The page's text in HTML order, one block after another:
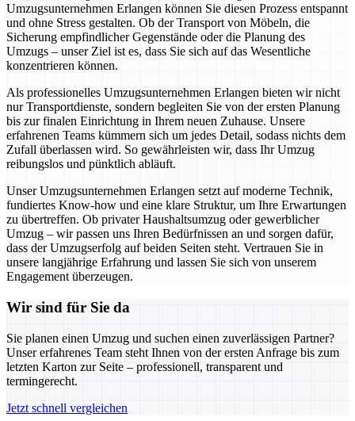
Umzugsunternehmen Erlangen können Sie diesen Prozess entspannt
und ohne Stress gestalten. Ob der Transport von Möbeln, die
Sicherung empfindlicher Gegenstände oder die Planung des
Umzugs – unser Ziel ist es, dass Sie sich auf das Wesentliche
konzentrieren können.
Als professionelles Umzugsunternehmen Erlangen bieten wir nicht
nur Transportdienste, sondern begleiten Sie von der ersten Planung
bis zur finalen Einrichtung in Ihrem neuen Zuhause. Unsere
erfahrenen Teams kümmern sich um jedes Detail, sodass nichts dem
Zufall überlassen wird. So gewährleisten wir, dass Ihr Umzug
reibungslos und pünktlich abläuft.
Unser Umzugsunternehmen Erlangen setzt auf moderne Technik,
fundiertes Know-how und eine klare Struktur, um Ihre Erwartungen
zu übertreffen. Ob privater Haushaltsumzug oder gewerblicher
Umzug – wir passen uns Ihren Bedürfnissen an und sorgen dafür,
dass der Umzugserfolg auf beiden Seiten steht. Vertrauen Sie in
unsere langjährige Erfahrung und lassen Sie sich von unserem
Engagement überzeugen.
Wir sind für Sie da
Sie planen einen Umzug und suchen einen zuverlässigen Partner?
Unser erfahrenes Team steht Ihnen von der ersten Anfrage bis zum
letzten Karton zur Seite – professionell, transparent und
termingerecht.
Jetzt schnell vergleichen